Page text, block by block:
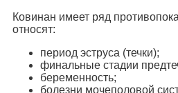
Ковинан имеет ряд
относят:
период эструса (течки);
финальные стадии
беременность;
болезни мочеполовой